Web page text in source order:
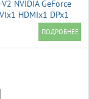
NVIDIA GeForce
HDMIx1 DPx1